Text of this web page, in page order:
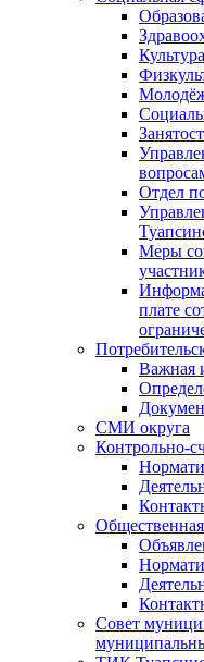
Культура
Отдел
Меры
плате
Важная
СМИ округа
Контрольно-
Общественная
Совет